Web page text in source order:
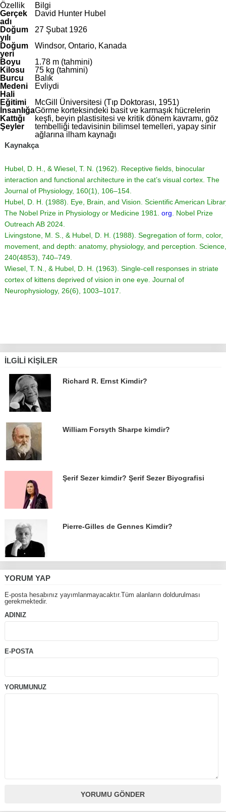
Özellik
Bilgi
Gerçek
adı
David Hunter Hubel
Doğum
yılı
27 Şubat 1926
Doğum
yeri
Windsor, Ontario, Kanada
Boyu
1.78 m (tahmini)
Kilosu
75 kg (tahmini)
Burcu
Balık
Medeni
Hali
Evliydi
Eğitimi
McGill Üniversitesi (Tıp Doktorası, 1951)
İnsanlığa
Kattığı
Şeyler
Görme korteksindeki basit ve karmaşık hücrelerin
keşfi, beyin plastisitesi ve kritik dönem kavramı, göz
tembelliği tedavisinin bilimsel temelleri, yapay sinir
ağlarına ilham kaynağı
Kaynakça
Hubel, D. H., & Wiesel, T. N. (1962). Receptive fields, binocular
interaction and functional architecture in the cat’s visual cortex. The
Journal of Physiology, 160(1), 106–154.
Hubel, D. H. (1988). Eye, Brain, and Vision . Scientific American
The Nobel Prize in Physiology or Medicine 1981. org . Nobel Prize
Outreach AB 2024.
Livingstone, M. S., & Hubel, D. H. (1988). Segregation of form, color,
movement, and depth: anatomy, physiology, and perception. Science
240(4853), 740–749.
Wiesel, T. N., & Hubel, D. H. (1963). Single-cell responses in striate
cortex of kittens deprived of vision in one eye. Journal of
Neurophysiology, 26(6), 1003–1017.
İLGILI KIŞILER
Richard R. Ernst Kimdir?
William Forsyth Sharpe kimdir?
Şerif Sezer kimdir? Şerif Sezer Biyografisi
Pierre-Gilles de Gennes Kimdir?
YORUM YAP
E-posta hesabınız yayımlanmayacaktır.Tüm alanların doldurulması
gerekmektedir.
ADINIZ
E-POSTA
YORUMUNUZ